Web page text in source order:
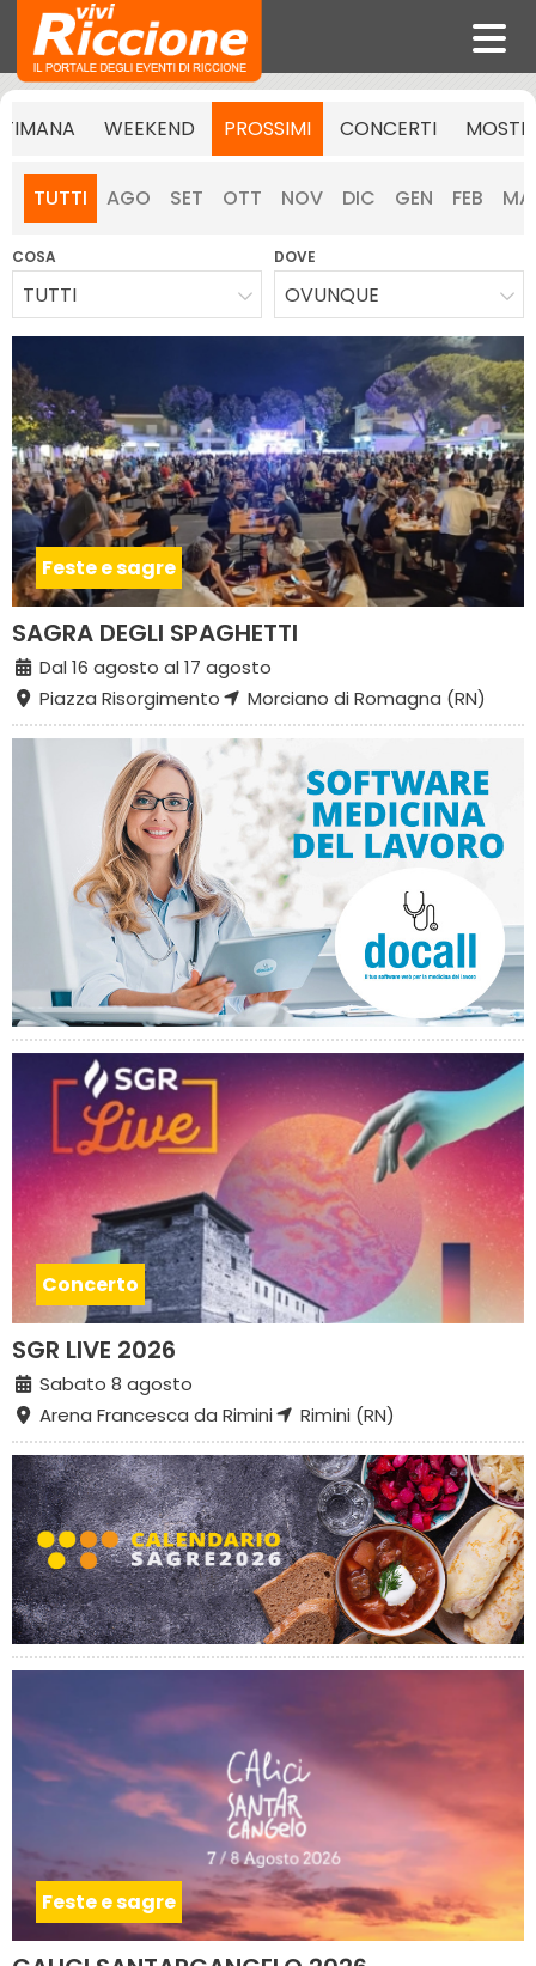
WEEKEND PROSSIMI CONCERTI
TUTTI AGO SET OTT NOV DIC GEN FEB
COSA
TUTTI
DOVE
OVUNQUE
Feste e sagre
SAGRA DEGLI SPAGHETTI
Dal 16 agosto al 17 agosto
Piazza Risorgimento
Morciano di Romagna (RN)
Concerto
SGR LIVE 2026
Sabato 8 agosto
Arena Francesca da Rimini
Rimini (RN)
Feste e sagre